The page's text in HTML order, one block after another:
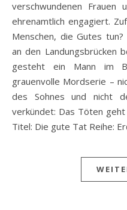
verschwundenen Frauen
ehrenamtlich engagiert.
Menschen, die Gutes
an den Landungsbrücken
gesteht ein Mann im
grauenvolle Mordserie –
des Sohnes und nicht
verkündet: Das Töten
Titel: Die gute Tat Reihe: